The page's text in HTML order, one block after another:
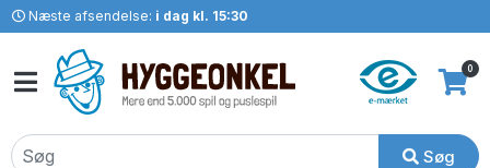
Næste afsendelse: i dag kl. 15:30
Søg
0